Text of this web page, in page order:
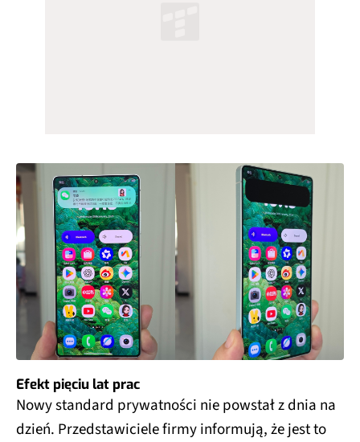
Efekt pięciu lat prac
Nowy standard prywatności nie powstał z dnia na
dzień. Przedstawiciele firmy informują, że jest to